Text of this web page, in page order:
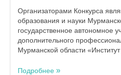
Организаторами Конкурса
образования и науки
государственное автономное
дополнительного
Мурманской области
Подробнее